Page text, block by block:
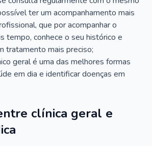
ter um acompanhamento mais
que por acompanhar o
tempo, conhece o seu histórico e
tratamento mais preciso;
geral é uma das melhores formas
em dia e identificar doenças em
clínica geral e